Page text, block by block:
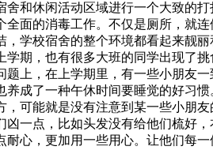
舍和休闲活动区域进行一个大致的
全面的消毒工作。不仅是厕所，就
学校宿舍的整个环境都看起来靓丽
期，也有很多大班的同学出现了
题上，在上学期里，有一些小朋友
成了一种午休时间要睡觉的好习惯
可能就是没有注意到某一些小朋
凶一点，比如头发没有给他们梳好
心，更加用一些用心。让他们每